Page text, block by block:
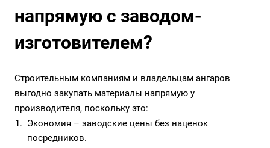
напрямую с заводом-
изготовителем?
Строительным компаниям и владельцам ангаров
выгодно закупать материалы напрямую у
производителя, поскольку это:
Экономия – заводские цены без наценок
посредников.